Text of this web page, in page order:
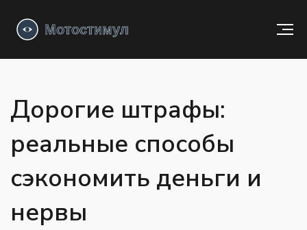
Дорогие штрафы:
реальные способы
сэкономить деньги и
нервы